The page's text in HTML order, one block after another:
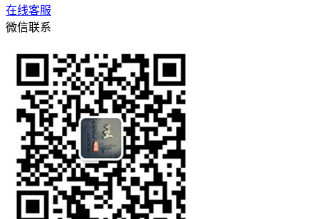
在线客服
微信联系